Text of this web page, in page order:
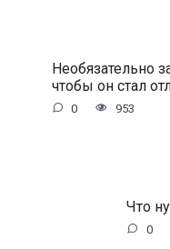
Необязательно
чтобы он стал
0 953
Что
0